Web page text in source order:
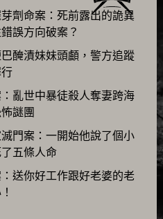
劑命案：死前露出的詭異
誤方向破案？
醃漬妹妹頭顱，警方追蹤
亂世中暴徒殺人奪妻跨海
謎團
門案：一開始他說了個小
五條人命
送你好工作跟好老婆的老